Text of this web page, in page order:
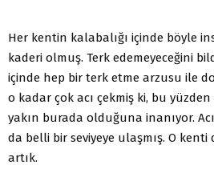
Her kentin kalabalığı içinde böyle
kaderi olmuş. Terk edemeyeceğini
içinde hep bir terk etme arzusu ile
o kadar çok acı çekmiş ki, bu
yakın burada olduğuna inanıyor.
da belli bir seviyeye ulaşmış. O kenti
artık.